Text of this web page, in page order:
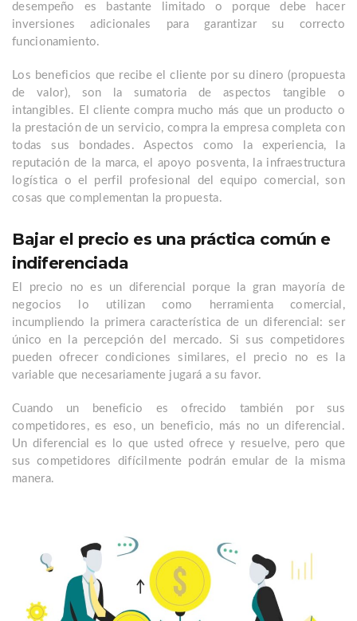
desempeño es bastante limitado o porque debe hacer
inversiones adicionales para garantizar su correcto
funcionamiento.
Los beneficios que recibe el cliente por su dinero (propuesta
de valor), son la sumatoria de aspectos tangible o
intangibles. El cliente compra mucho más que un producto o
la prestación de un servicio, compra la empresa completa con
todas sus bondades. Aspectos como la experiencia, la
reputación de la marca, el apoyo posventa, la infraestructura
logística o el perfil profesional del equipo comercial, son
cosas que complementan la propuesta.
Bajar el precio es una práctica común e
indiferenciada
El precio no es un diferencial porque la gran mayoría de
negocios lo utilizan como herramienta comercial,
incumpliendo la primera característica de un diferencial: ser
único en la percepción del mercado. Si sus competidores
pueden ofrecer condiciones similares, el precio no es la
variable que necesariamente jugará a su favor.
Cuando un beneficio es ofrecido también por sus
competidores, es eso, un beneficio, más no un diferencial.
Un diferencial es lo que usted ofrece y resuelve, pero que
sus competidores difícilmente podrán emular de la misma
manera.